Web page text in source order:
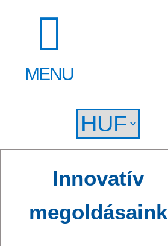
MENU
Innovatív
megoldásaink